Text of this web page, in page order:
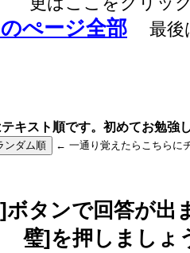
ぺージ全部 最後
テキスト順です。初めてお勉強
ンダム順 ← 一通り覚えたらこちらに
タンで回答が出
璧]を押しましょ